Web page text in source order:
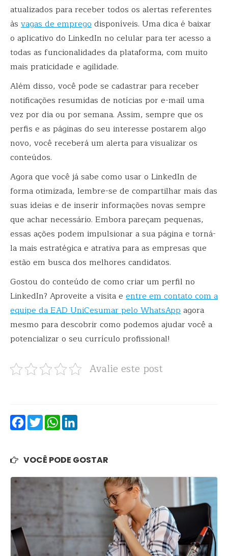
atualizados para receber todos os alertas referentes
às vagas de empregodisponíveis. Uma dica é baixar
o aplicativo do LinkedIn no celular para ter acesso a
todas as funcionalidades da plataforma, com muito
mais praticidade e agilidade.
Além disso, você pode se cadastrar para receber
notificações resumidas de notícias por e-mail uma
vez por dia ou por semana. Assim, sempre que os
perfis e as páginas do seu interesse postarem algo
novo, você receberá um alerta para visualizar os
conteúdos.
Agora que você já sabe como usar o LinkedIn de
forma otimizada, lembre-se de compartilhar mais das
suas ideias e de inserir informações novas sempre
que achar necessário. Embora pareçam pequenas,
essas ações podem impulsionar a sua página e torná-
la mais estratégica e atrativa para as empresas que
estão em busca dos melhores candidatos.
Gostou do conteúdo de como criar um perfil no
LinkedIn? Aproveite a visita e entre em contato com a
equipe da EAD UniCesumar pelo WhatsAppagora
mesmo para descobrir como podemos ajudar você a
potencializar o seu currículo profissional!
Avalie este post
FacebookTwitterWhatsApp
VOCÊ PODE GOSTAR